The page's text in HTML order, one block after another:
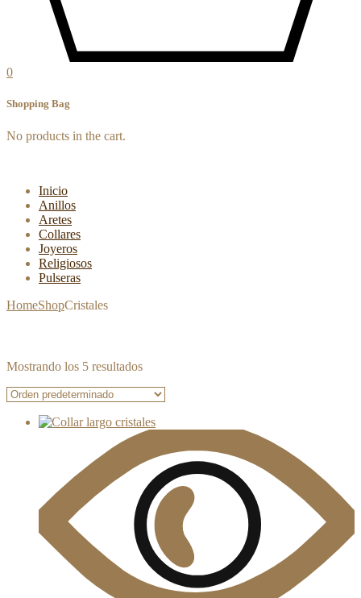
0
Shopping Bag
No products in the cart.
Inicio
Anillos
Aretes
Collares
Joyeros
Religiosos
Pulseras
HomeShopCristales
Mostrando los 5 resultados